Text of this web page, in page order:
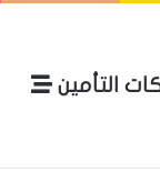
التأمين